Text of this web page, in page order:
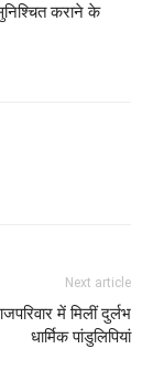
कराने के
Next article
में मिलीं दुर्लभ
धार्मिक पांडुलिपियां